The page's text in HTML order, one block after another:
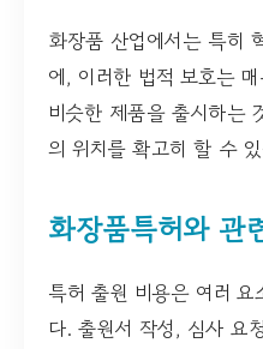
화장품 산업에서는 특히
에, 이러한 법적 보호는
비슷한 제품을 출시하는
의 위치를 확고히 할 수
화장품특허와 관
특허 출원 비용은 여러
다. 출원서 작성, 심사 요